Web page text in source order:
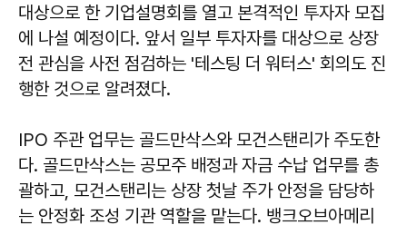
대상으로 한 기업설명회를 열고 본격적인 투자자 모집
에 나설 예정이다. 앞서 일부 투자자를 대상으로 상장
전 관심을 사전 점검하는 '테스팅 더 워터스' 회의도 진
행한 것으로 알려졌다.
IPO 주관 업무는 골드만삭스와 모건스탠리가 주도한
다. 골드만삭스는 공모주 배정과 자금 수납 업무를 총
괄하고, 모건스탠리는 상장 첫날 주가 안정을 담당하
는 안정화 조성 기관 역할을 맡는다. 뱅크오브아메리